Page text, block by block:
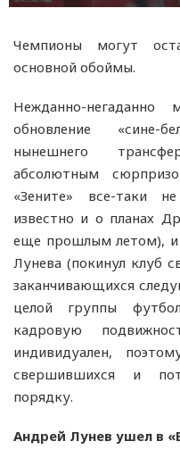
Чемпионы могут
основной обоймы.
Нежданно-
обновление «сине-
нынешнего
абсолютным
«Зените» все-таки
известно и о планах
еще прошлым летом),
Лунева (покинул клуб
заканчивающихся
целой группы
кадровую
индивидуален,
свершившихся и
порядку.
Андрей Лунев ушел в